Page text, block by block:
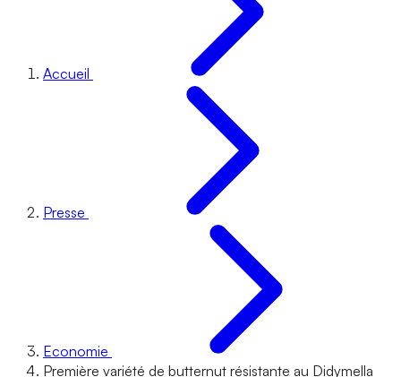
Accueil
Presse
Economie
Première variété de butternut résistante au Didymella